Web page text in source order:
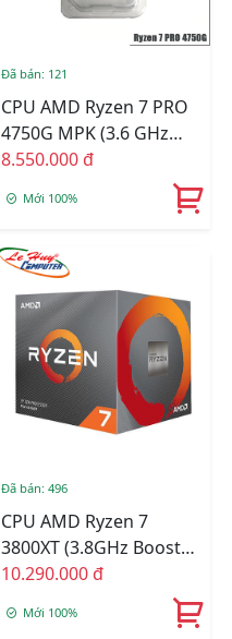
Đã bán: 121
CPU AMD Ryzen 7 PRO
4750G MPK (3.6 GHz
Turbo Upto 4.4GHz /
Threads / 65W / Socket
8.550.000 đ
Mới 100%
Đã bán: 496
CPU AMD Ryzen 7
3800XT (3.8GHz Boost
4.7GHz | 8 Nhân / 16
Luồng | 32MB Cache |
PCIe 4.0)
10.290.000 đ
Mới 100%